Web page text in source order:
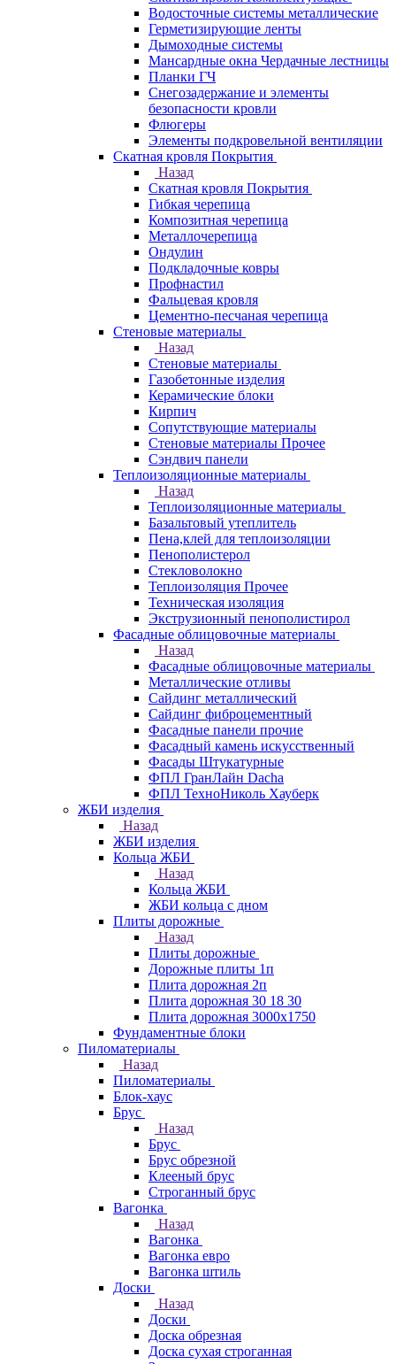
Водосточные системы металлические
Герметизирующие ленты
Дымоходные системы
Мансардные окна Чердачные лестницы
Планки ГЧ
Снегозадержание и элементы
безопасности кровли
Флюгеры
Элементы подкровельной вентиляции
Скатная кровля Покрытия
Назад
Скатная кровля Покрытия
Гибкая черепица
Композитная черепица
Металлочерепица
Ондулин
Подкладочные ковры
Профнастил
Фальцевая кровля
Цементно-песчаная черепица
Стеновые материалы
Назад
Стеновые материалы
Газобетонные изделия
Керамические блоки
Кирпич
Сопутствующие материалы
Стеновые материалы Прочее
Сэндвич панели
Теплоизоляционные материалы
Назад
Теплоизоляционные материалы
Базальтовый утеплитель
Пена,клей для теплоизоляции
Пенополистерол
Стекловолокно
Теплоизоляция Прочее
Техническая изоляция
Экструзионный пенополистирол
Фасадные облицовочные материалы
Назад
Фасадные облицовочные материалы
Металлические отливы
Сайдинг металлический
Сайдинг фиброцементный
Фасадные панели прочие
Фасадный камень искусственный
Фасады Штукатурные
ФПЛ ГранЛайн Dacha
ФПЛ ТехноНиколь Хауберк
ЖБИ изделия
Назад
ЖБИ изделия
Кольца ЖБИ
Назад
Кольца ЖБИ
ЖБИ кольца с дном
Плиты дорожные
Назад
Плиты дорожные
Дорожные плиты 1п
Плита дорожная 2п
Плита дорожная 30 18 30
Плита дорожная 3000х1750
Фундаментные блоки
Пиломатериалы
Назад
Пиломатериалы
Блок-хаус
Брус
Назад
Брус
Брус обрезной
Клееный брус
Строганный брус
Вагонка
Назад
Вагонка
Вагонка евро
Вагонка штиль
Доски
Назад
Доски
Доска обрезная
Доска сухая строганная